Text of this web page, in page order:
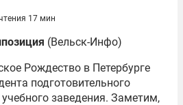
17 мин
(Вельск-Инфо)
Рождество в Петербурге
подготовительного
заведения. Заметим,